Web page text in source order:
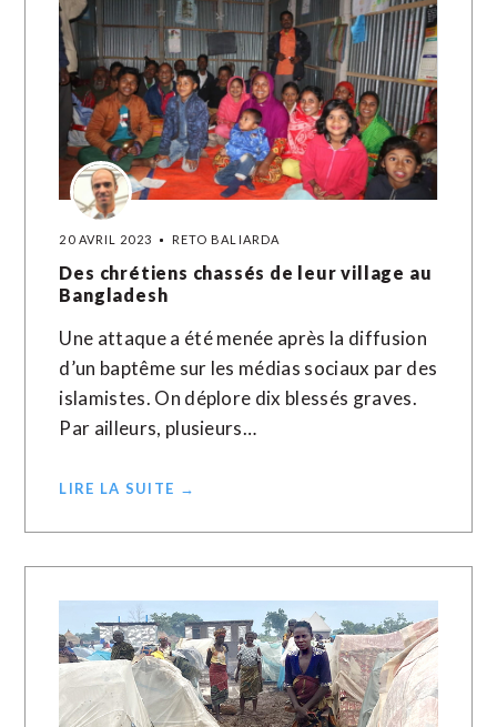
20 AVRIL 2023 RETO BALIARDA
Des chrétiens chassés de leur village au
Bangladesh
Une attaque a été menée après la diffusion
d’un baptême sur les médias sociaux par des
islamistes. On déplore dix blessés graves.
Par ailleurs, plusieurs…
LIRE LA SUITE →